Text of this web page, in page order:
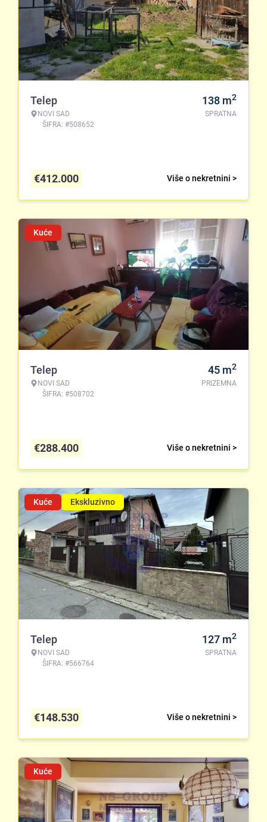
Telep
NOVI SAD
ŠIFRA: #508652
138 m2
SPRATNA
Više o nekretnini >
€412.000
Kuće
Telep
NOVI SAD
ŠIFRA: #508702
45 m2
PRIZEMNA
Više o nekretnini >
€288.400
Kuće Ekskluzivno
Telep
NOVI SAD
ŠIFRA: #566764
127 m2
SPRATNA
Više o nekretnini >
€148.530
Kuće